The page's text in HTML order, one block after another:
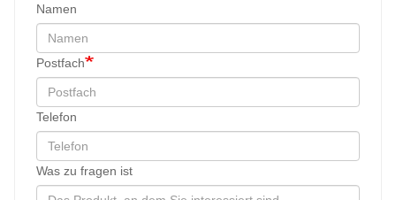
Namen
Postfach
Telefon
Was zu fragen ist